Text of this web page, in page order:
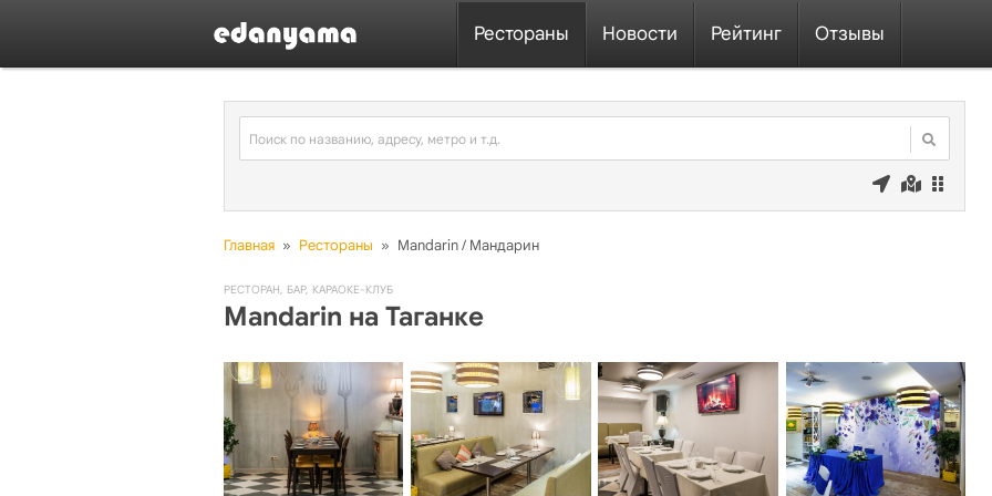
Рестораны Новости Рейтинг Отзывы
Главная » Рестораны » Mandarin / Мандарин
РЕСТОРАН, БАР, КАРАОКЕ-КЛУБ
Mandarin на Таганке